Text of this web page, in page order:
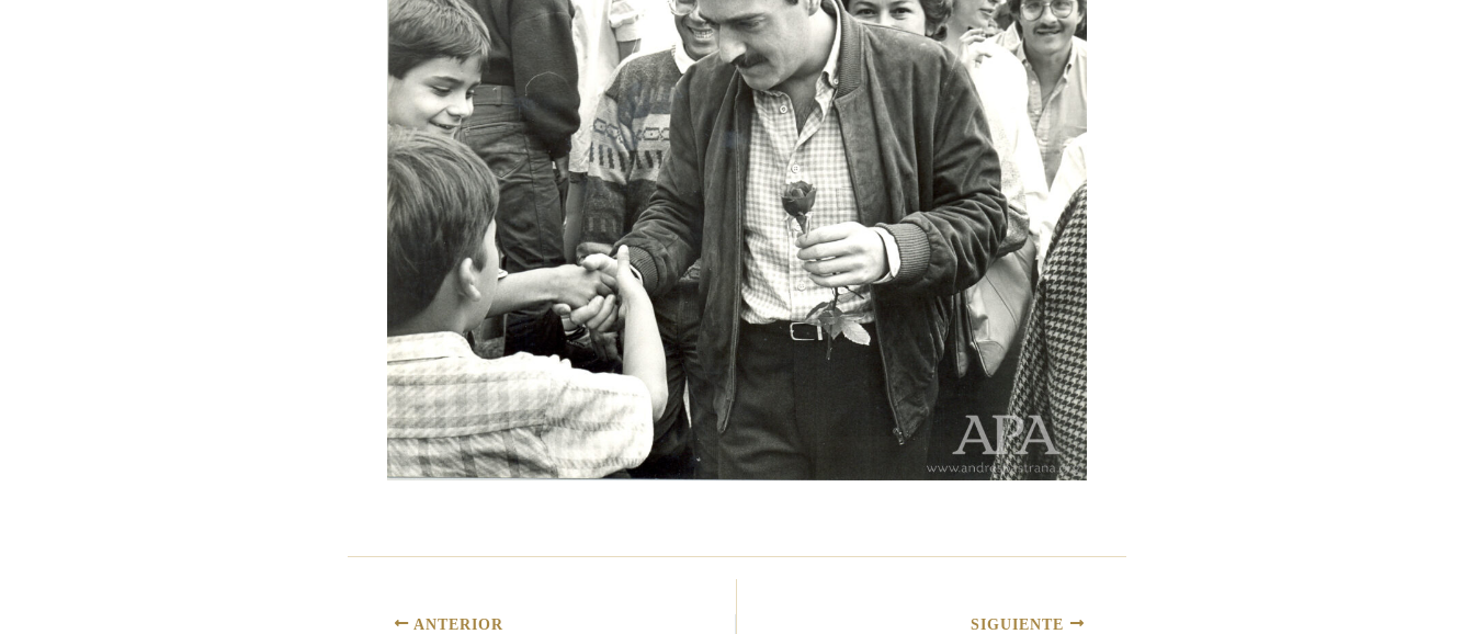
ANTERIOR SIGUIENTE